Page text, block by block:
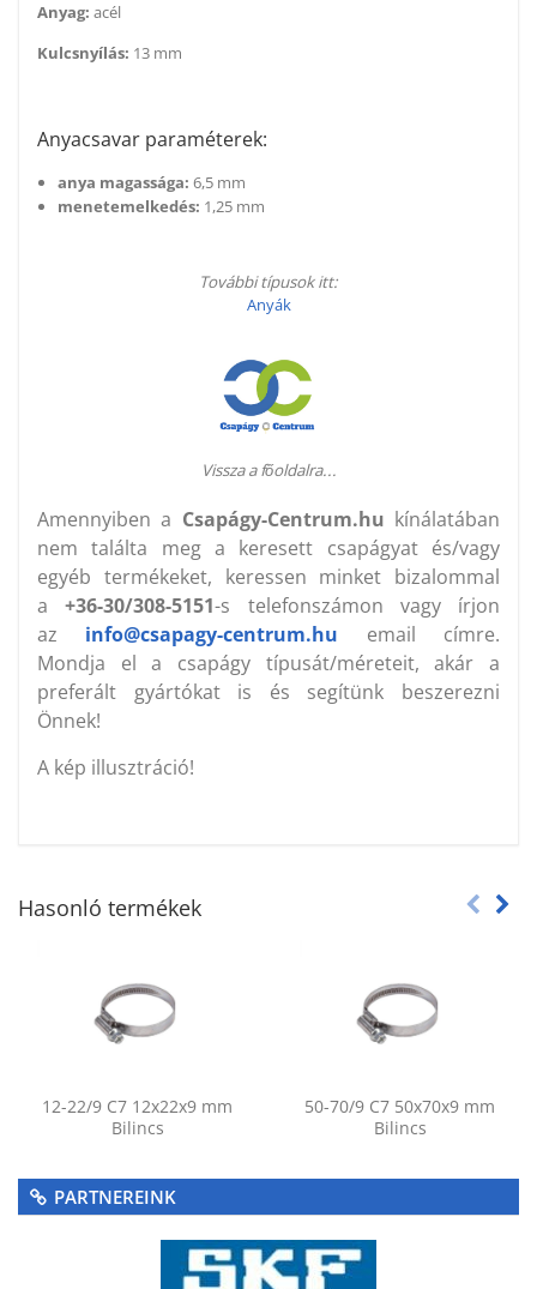
Anyag: acél
Kulcsnyílás: 13 mm
Anyacsavar paraméterek:
anya magassága: 6,5 mm
menetemelkedés: 1,25 mm
További típusok itt:
Anyák
Vissza a főoldalra...
Amennyiben a Csapágy-Centrum.hu kínálatában
nem találta meg a keresett csapágyat és/vagy
egyéb termékeket, keressen minket bizalommal
a+36-30/308-5151-s telefonszámon vagy írjon
az info@csapagy-centrum.hu email címre.
Mondja el a csapágy típusát/méreteit, akár a
preferált gyártókat is és segítünk beszerezni
Önnek!
A kép illusztráció!
Hasonló termékek
12-22/9 C7 12x22x9 mm
Bilincs
50-70/9 C7 50x70x9 mm
Bilincs
PARTNEREINK